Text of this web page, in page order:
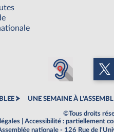
UNE SEMAINE À
©Tous droits
Accessibilité : partiellement
nationale - 126 Rue de